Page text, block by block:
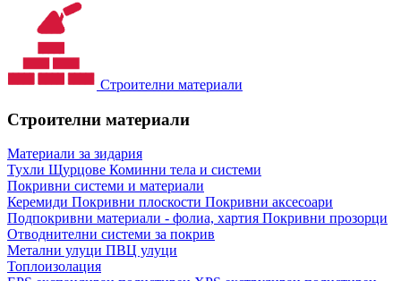
Строителни материали
Строителни материали
Материали за зидария
Тухли Щурцове Коминни тела и системи
Покривни системи и материали
Керемиди Покривни плоскости Покривни аксесоари
Подпокривни материали - фолиа, хартия Покривни прозорци
Отводнителни системи за покрив
Метални улуци ПВЦ улуци
Топлоизолация